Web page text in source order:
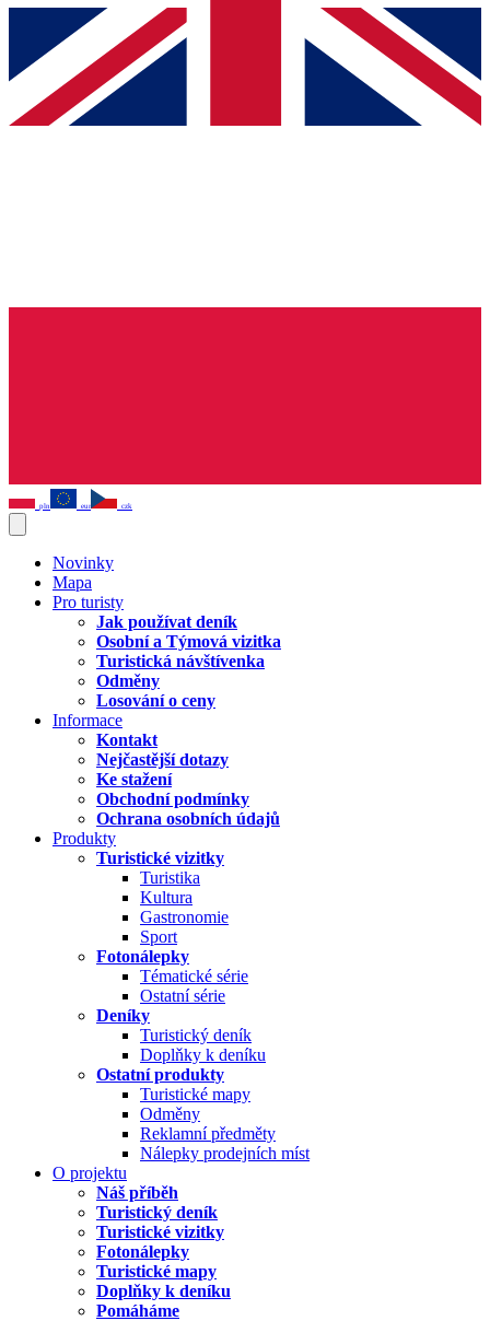
pln eur czk
Novinky
Mapa
Pro turisty
Jak používat deník
Osobní a Týmová vizitka
Turistická návštívenka
Odměny
Losování o ceny
Informace
Kontakt
Nejčastější dotazy
Ke stažení
Obchodní podmínky
Ochrana osobních údajů
Produkty
Turistické vizitky
Turistika
Kultura
Gastronomie
Sport
Fotonálepky
Tématické série
Ostatní série
Deníky
Turistický deník
Doplňky k deníku
Ostatní produkty
Turistické mapy
Odměny
Reklamní předměty
Nálepky prodejních míst
O projektu
Náš příběh
Turistický deník
Turistické vizitky
Fotonálepky
Turistické mapy
Doplňky k deníku
Pomáháme